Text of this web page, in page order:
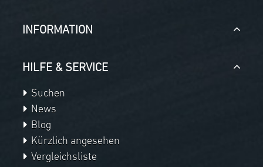
INFORMATION
HILFE & SERVICE
Suchen
News
Blog
Kürzlich angesehen
Vergleichsliste